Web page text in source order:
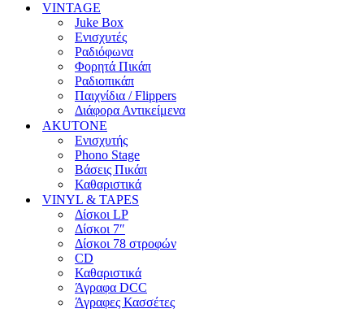
VINTAGE
Juke Box
Ενισχυτές
Ραδιόφωνα
Φορητά Πικάπ
Ραδιοπικάπ
Παιχνίδια / Flippers
Διάφορα Αντικείμενα
AKUTONE
Ενισχυτής
Phono Stage
Βάσεις Πικάπ
Καθαριστικά
VINYL & TAPES
Δίσκοι LP
Δίσκοι 7″
Δίσκοι 78 στροφών
CD
Καθαριστικά
Άγραφα DCC
Άγραφες Κασσέτες